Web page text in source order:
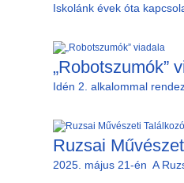
Iskolánk évek óta
„Robotszumók”
Idén 2. alkalommal
Ruzsai
2025. május 21-én A